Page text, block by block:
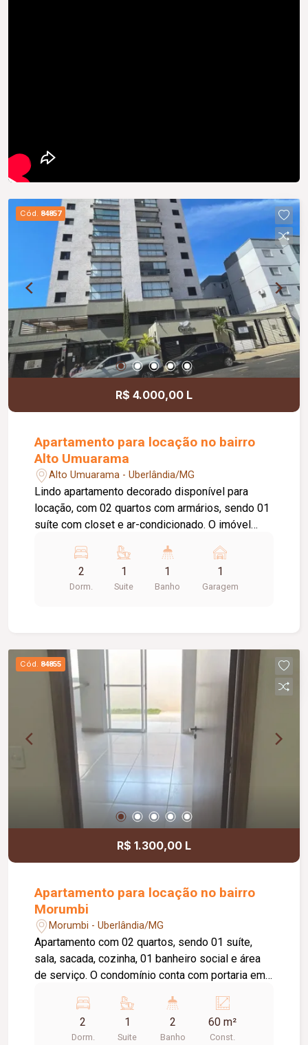
Cód. 84857
R$ 4.000,00 L
Apartamento para locação no bairro
Alto Umuarama
Alto Umuarama - Uberlândia/MG
Lindo apartamento decorado disponível para
locação, com 02 quartos com armários, sendo 01
suíte com closet e ar-condicionado. O imóvel
espelhos, além de cozinha planejada com
armários, cooktop, forno e bancada em granito.
Possui ainda churrasqueira gourmet e banheiro
salão de festas e espaço gourmet.
2
Dorm.
1
Suite
1
Banho
1
Garagem
Cód. 84855
R$ 1.300,00 L
Apartamento para locação no bairro
Morumbi
Morumbi - Uberlândia/MG
Apartamento com 02 quartos, sendo 01 suíte,
sala, sacada, cozinha, 01 banheiro social e área
de serviço. O condomínio conta com portaria em
piscina, quadra esportiva e salão de festas.
2
Dorm.
1
Suite
2
Banho
60 m²
Const.